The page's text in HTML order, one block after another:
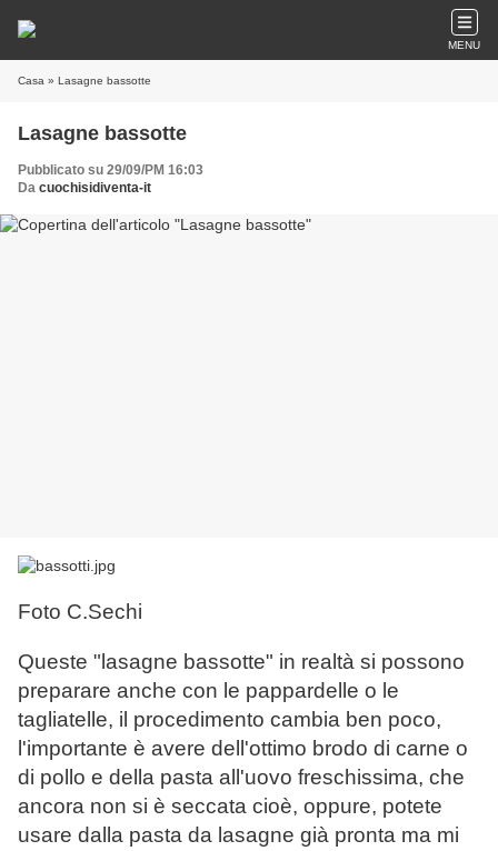
MENU
Casa » Lasagne bassotte
Lasagne bassotte
Pubblicato su 29/09/PM 16:03
Da cuochisidiventa-it
Foto C.Sechi
Queste "lasagne bassotte" in realtà si possono
preparare anche con le pappardelle o le
tagliatelle, il procedimento cambia ben poco,
l'importante è avere dell'ottimo brodo di carne o
di pollo e della pasta all'uovo freschissima, che
ancora non si è seccata cioè, oppure, potete
usare dalla pasta da lasagne già pronta ma mi